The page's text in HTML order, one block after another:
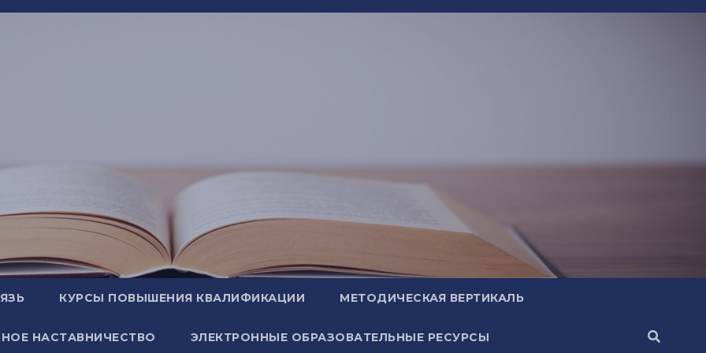
КУРСЫ ПОВЫШЕНИЯ КВАЛИФИКАЦИИ МЕТОДИЧЕСКАЯ ВЕРТИКАЛЬ
НАСТАВНИЧЕСТВО ЭЛЕКТРОННЫЕ ОБРАЗОВАТЕЛЬНЫЕ РЕСУРСЫ